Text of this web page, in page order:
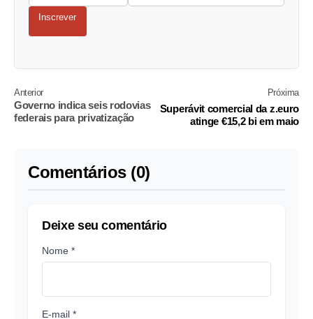
Inscrever
Anterior
Governo indica seis rodovias
federais para privatização
Próxima
Superávit comercial da z.euro
atinge €15,2 bi em maio
Comentários (0)
Deixe seu comentário
Nome *
E-mail *